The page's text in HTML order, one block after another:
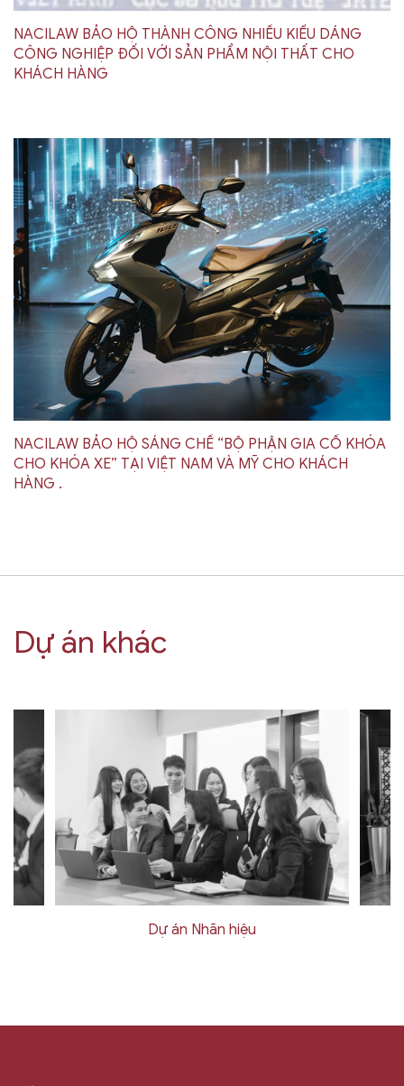
NACILAW BẢO HỘ THÀNH CÔNG NHIỀU KIỂU DÁNG
CÔNG NGHIỆP ĐỐI VỚI SẢN PHẨM NỘI THẤT CHO
KHÁCH HÀNG
NACILAW BẢO HỘ SÁNG CHẾ “BỘ PHẬN GIA CỐ KHÓA
CHO KHÓA XE” TẠI VIỆT NAM VÀ MỸ CHO KHÁCH
HÀNG .
Dự án khác
Dự án Nhãn hiệu